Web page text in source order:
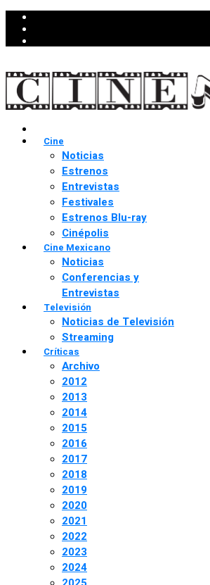
Cine
Noticias
Estrenos
Entrevistas
Festivales
Estrenos Blu-ray
Cinépolis
Cine Mexicano
Noticias
Conferencias y
Entrevistas
Televisión
Noticias de Televisión
Streaming
Críticas
Archivo
2012
2013
2014
2015
2016
2017
2018
2019
2020
2021
2022
2023
2024